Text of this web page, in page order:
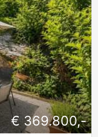
€ 369.800,-